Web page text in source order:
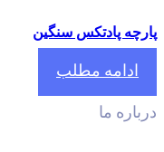
پادتکس سنگین
ادامه مطلب
ما